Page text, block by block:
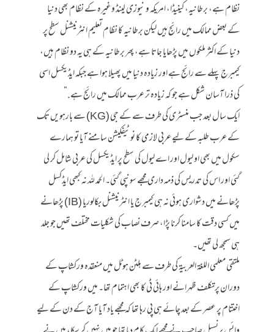
نظام ہے، برطانیہ، کینیڈا، امریکہ و نیوزی لینڈ وغیرہ کے نظام بھی دنیا
کے بعض ممالک میں رائج ہیں لیکن برطانیہ کا نظام تعلیم انٹرنیشنل سطح پر
دنیا کے اکثر ملکوں میں پڑھایا جاتا ہے، پھر برطانیہ کے ہی یہ دو نظام ہیں،
کیمبرج پہلے سے رائج ہے اور زیادہ دنیا میں پھیلا ہوا ہے جبکہ ایڈیکسل اسی
کی ذرا آسان شکل ہے جو کہ زیادہ تر عرب ممالک میں رائج ہے.”
ایک سال بعد جب منسٹری کی طرف سے کے جی (KG) سے بارہویں تک
کے عرب طلبہ کے لیے عربی لازمی کا نوٹیفکیشن سامنے آیا تو ہمارے
سکول میں بھی او لیول اور اے لیول کی سطح پر ایڈیکسل کی عربی شامل کر لی
گئی اور اس کی تدریس کی ذمہ داری مجھے سونپی گئی۔ الحمد للہ نہ کبھی ایڈکسل
پڑھانے میں دشواری ہوئی نہ ہی کیمبرج یا انٹرنیشنل بکالوریا (IB) پڑھانے
میں کسی دقت کا سامنا کرنا پڑا، صرف نصاب کی شکلیات مختلف تھیں جو جلد
ہی سمجھ لی تھیں۔
ملتقى معلمي اللغة العربية کی طرف سے ہلٹن ہوٹل میں منعقدہ ورکشاپ کے
دوران پرتکلف ظہرانے اور ہائی ٹی کا بھی اہتمام تھا۔ میں ورکشاپ کے
اختتام پر عصر کے بعد چائے ہی پی رہا تھا کہ مجھے یاد آیا آج کے دن کے لیے